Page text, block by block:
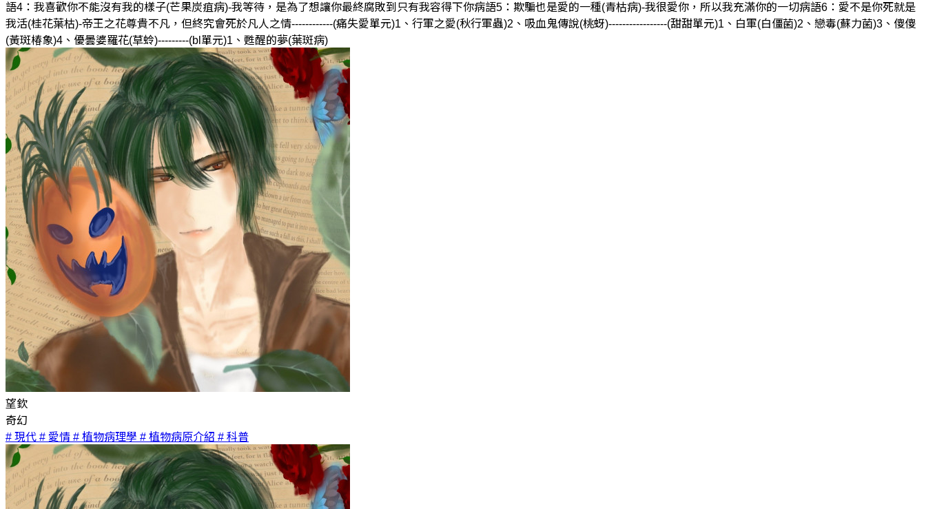
語4：我喜歡你不能沒有我的樣子(芒果炭疽病)-我等待，是為了想讓你最終腐敗到只有我容得下你病語5：欺騙也是愛的一種(青枯病)-我很愛你，所以我充滿你的一切病語6：愛不是你死就是
我活(桂花葉枯)-帝王之花尊貴不凡，但終究會死於凡人之情------------(痛失愛單元)1、行軍之愛(秋行軍蟲)2、吸血鬼傳說(桃蚜)-----------------(甜甜單元)1、白軍(白僵菌)2、戀毒(蘇力菌)3、傻傻
(黃斑椿象)4、優曇婆羅花(草蛉)---------(bl單元)1、甦醒的夢(葉斑病)
望欽
奇幻
# 現代 # 愛情 # 植物病理學 # 植物病原介紹 # 科普